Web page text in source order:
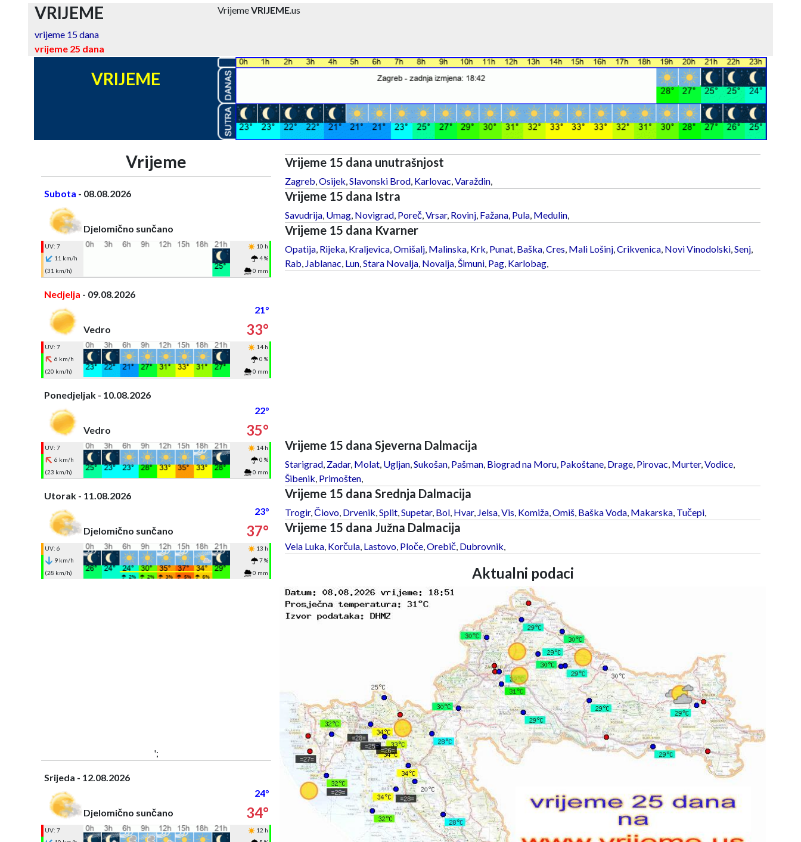
VRIJEME VrijemeVRIJEME.us
vrijeme 15 dana
vrijeme 25 dana
VRIJEME
Vrijeme
Subota - 08.08.2026
Djelomično sunčano
UV: 7
10 h
11 km/h
4 %
(31 km/h)
0 mm
Nedjelja - 09.08.2026
21°
Vedro
33°
UV: 7
14 h
6 km/h
0 %
(20 km/h)
0 mm
Ponedjeljak - 10.08.2026
22°
Vedro
35°
UV: 7
14 h
6 km/h
0 %
(23 km/h)
0 mm
Utorak - 11.08.2026
23°
Djelomično sunčano
37°
UV: 6
13 h
9 km/h
7 %
(28 km/h)
0 mm
';
Srijeda - 12.08.2026
24°
Djelomično sunčano
34°
UV: 7
12 h
Vrijeme 15 dana unutrašnjost
Zagreb Osijek Slavonski Brod, Karlovac Varaždin,
Vrijeme 15 dana Istra
Savudrija, Umag, Novigrad, Poreč, Vrsar, Rovinj, Fažana, Pula, Medulin,
Vrijeme 15 dana Kvarner
Opatija, Rijeka, Kraljevica, Omišalj, Malinska, Krk Punat, Baška, Cres Mali Lošinj, Crikvenica, Novi Vinodolski, Senj,
Rab Jablanac Lun, Stara Novalja, Novalja, Šimuni, Pag, Karlobag,
Vrijeme 15 dana Sjeverna Dalmacija
Starigrad, Zadar, Molat, Ugljan, Sukošan, Pašman, Biograd na Moru, Pakoštane, Drage, Pirovac Murter, Vodice,
Šibenik Primošten,
Vrijeme 15 dana Srednja Dalmacija
Trogir, Čiovo, Drvenik Split, Supetar, Bol, Hvar, Jelsa, Vis Komiža, Omiš, Baška Voda, Makarska, Tučepi,
Vrijeme 15 dana Južna Dalmacija
Vela Luka, Korčula, Lastovo, Ploče, Orebič, Dubrovnik
Aktualni podaci